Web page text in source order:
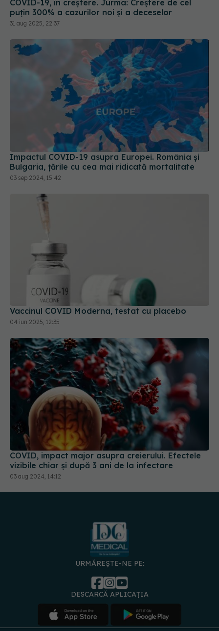
Impactul COVID-19 asupra Europei. România și
Bulgaria, țările cu cea mai ridicată mortalitate
03 sep 2024, 15:42
Vaccinul COVID Moderna, testat cu placebo
04 iun 2025, 12:35
COVID, impact major asupra creierului. Efectele
vizibile chiar și după 3 ani de la infectare
03 aug 2024, 14:12
URMĂREȘTE-NE PE:
DESCARCĂ APLICAȚIA
specialiști
Politica de
Cookies
Gestionați
preferințele
Contact